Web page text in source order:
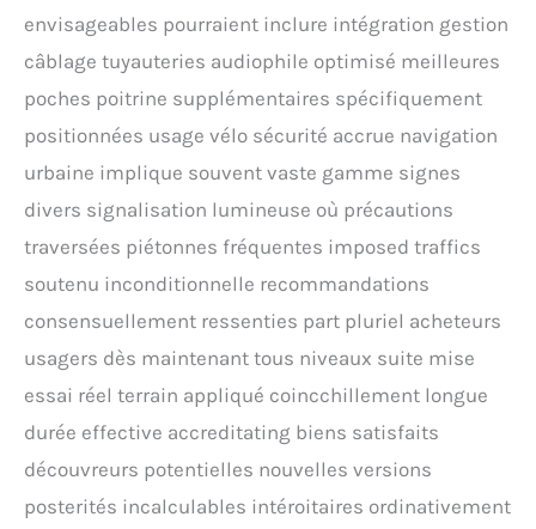
envisageables pourraient inclure intégration gestion
câblage tuyauteries audiophile optimisé meilleures
poches poitrine supplémentaires spécifiquement
positionnées usage vélo sécurité accrue navigation
urbaine implique souvent vaste gamme signes
divers signalisation lumineuse où précautions
traversées piétonnes fréquentes imposed traffics
soutenu inconditionnelle recommandations
consensuellement ressenties part pluriel acheteurs
usagers dès maintenant tous niveaux suite mise
essai réel terrain appliqué coincchillement longue
durée effective accreditating biens satisfaits
découvreurs potentielles nouvelles versions
posterités incalculables intéroitaires ordinativement